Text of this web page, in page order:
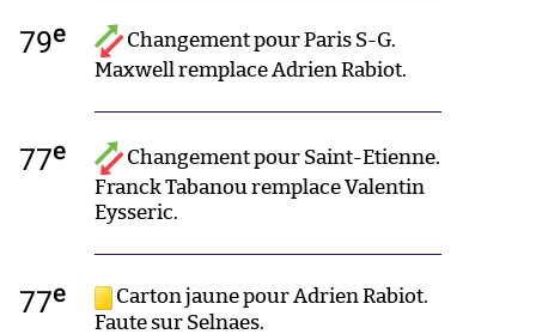
79e
Changement pour Paris S-G.
Maxwell remplace Adrien Rabiot.
77e
Changement pour Saint-Etienne.
Franck Tabanou remplace Valentin
Eysseric.
77e
Carton jaune pour Adrien Rabiot.
Faute sur Selnaes.